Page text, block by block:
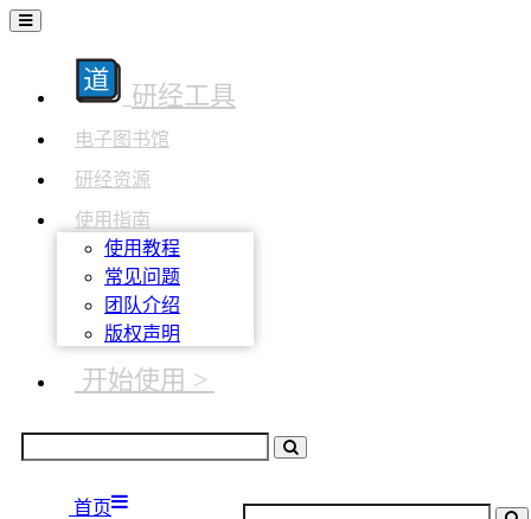
研经工具
电子图书馆
研经资源
使用指南
使用教程
常见问题
团队介绍
版权声明
开始使用 >
首页